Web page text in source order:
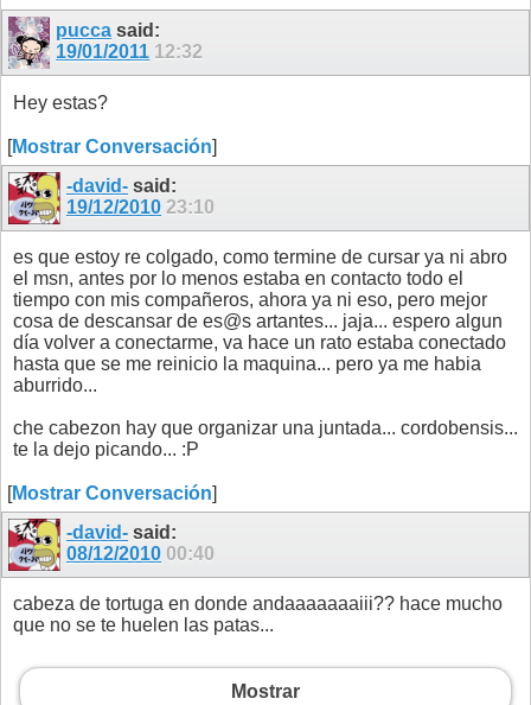
pucca said:
19/01/2011 12:32
Hey estas?
[Mostrar Conversación]
-david- said:
19/12/2010 23:10
es que estoy re colgado, como termine de cursar ya ni abro
el msn, antes por lo menos estaba en contacto todo el
tiempo con mis compañeros, ahora ya ni eso, pero mejor
cosa de descansar de es@s artantes... jaja... espero algun
día volver a conectarme, va hace un rato estaba conectado
hasta que se me reinicio la maquina... pero ya me habia
aburrido...
che cabezon hay que organizar una juntada... cordobensis...
te la dejo picando... :P
[Mostrar Conversación]
-david- said:
08/12/2010 00:40
cabeza de tortuga en donde andaaaaaaaiii?? hace mucho
que no se te huelen las patas...
Mostrar